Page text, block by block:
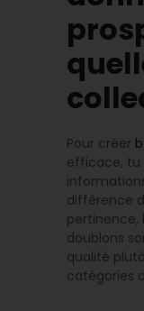
Pour créer
efficace, tu
différence
pertinence,
doublons
qualité
catégories